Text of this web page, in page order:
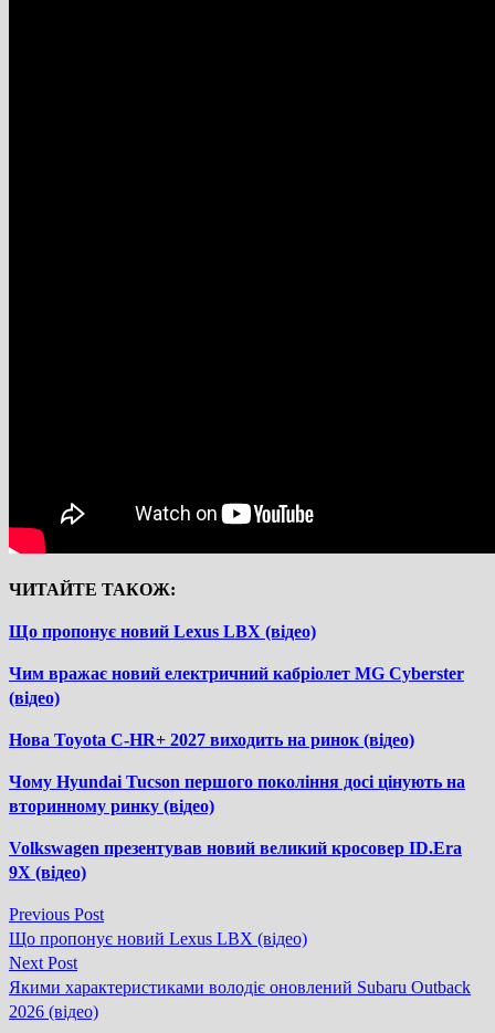
ЧИТАЙТЕ ТАКОЖ:
Що пропонує новий Lexus LBX (відео)
Чим вражає новий електричний кабріолет MG Cyberster
(відео)
Нова Toyota C-HR+ 2027 виходить на ринок (відео)
Чому Hyundai Tucson першого покоління досі цінують на
вторинному ринку (відео)
Volkswagen презентував новий великий кросовер ID.Era
9X (відео)
Навігація
записів
Previous PostPrevious
post:
Що пропонує новий Lexus LBX (відео)
Next PostNext
post:
Якими характеристиками володіє оновлений Subaru Outback
2026 (відео)